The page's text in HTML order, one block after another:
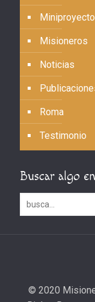
Misioneros
Noticias
Roma
Testimonio
Buscar algo
© 2020